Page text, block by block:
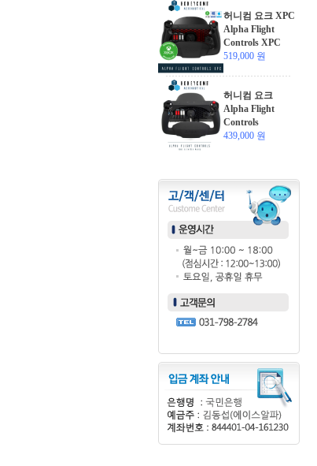
허니컴 요크 XPC
Alpha Flight
Controls XPC
519,000 원
허니컴 요크
Alpha Flight
Controls
439,000 원